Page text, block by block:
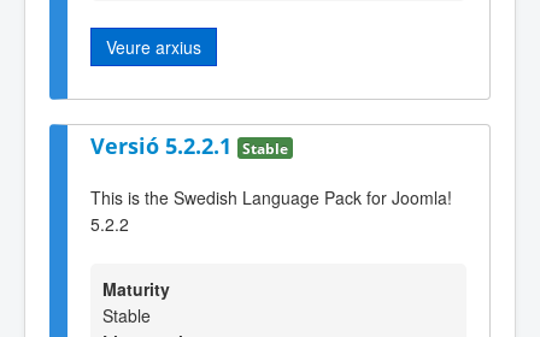
Veure arxius
Versió 5.2.2.1 Stable
This is the Swedish Language Pack for Joomla!
5.2.2
Maturity
Stable